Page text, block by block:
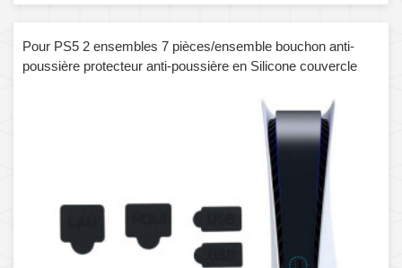
Pour PS5 2 ensembles 7 pièces/ensemble bouchon anti-
poussière protecteur anti-poussière en Silicone couvercle